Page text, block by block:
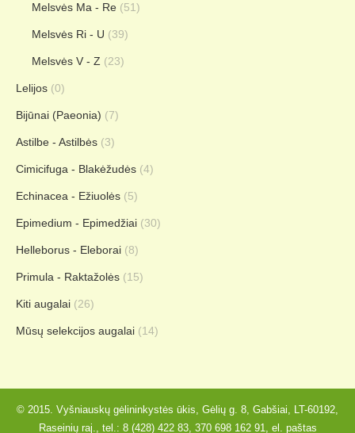
Melsvės Ma - Re (51)
Melsvės Ri - U (39)
Melsvės V - Z (23)
Lelijos (0)
Bijūnai (Paeonia) (7)
Astilbe - Astilbės (3)
Cimicifuga - Blakėžudės (4)
Echinacea - Ežiuolės (5)
Epimedium - Epimedžiai (30)
Helleborus - Eleborai (8)
Primula - Raktažolės (15)
Kiti augalai (26)
Mūsų selekcijos augalai (14)
© 2015. Vyšniauskų gėlininkystės ūkis, Gėlių g. 8, Gabšiai, LT-60192,
Raseinių raj., tel.: 8 (428) 422 83, 370 698 162 91, el. paštas